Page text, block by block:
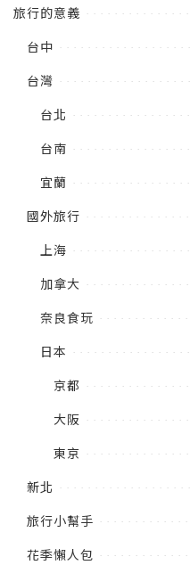
旅行的意義
台中
台灣
台北
台南
宜蘭
國外旅行
上海
加拿大
奈良食玩
日本
京都
大阪
東京
新北
旅行小幫手
花季懶人包